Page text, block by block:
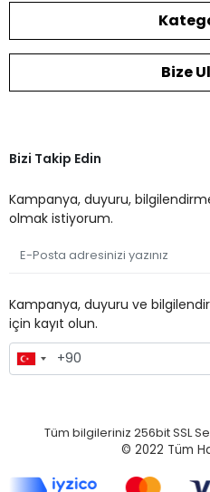
Bize
Bizi Takip Edin
Kampanya, duyuru,
olmak istiyorum.
Kampanya, duyuru ve
için kayıt olun.
Tüm bilgileriniz 256bit SSL
© 2022 Tüm